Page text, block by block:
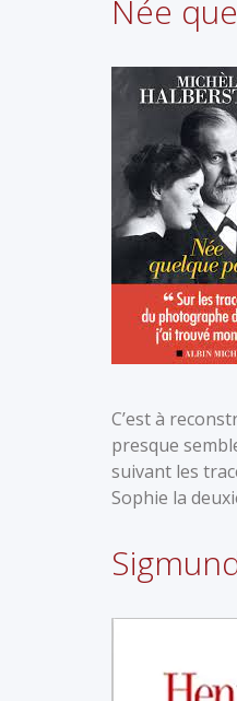
Née
C’est à
presque
suivant les
Sophie la